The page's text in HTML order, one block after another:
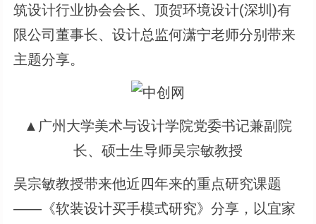
筑设计行业协会会长、顶贺环境设计(深圳)有
限公司董事长、设计总监何潇宁老师分别带来
主题分享。
▲广州大学美术与设计学院党委书记兼副院
长、硕士生导师吴宗敏教授
吴宗敏教授带来他近四年来的重点研究课题
——《软装设计买手模式研究》分享，以宜家